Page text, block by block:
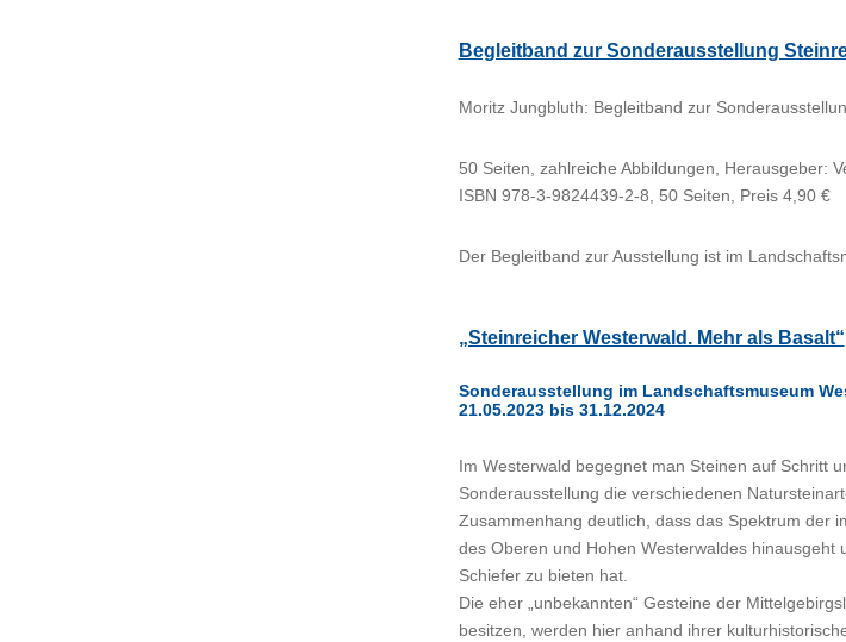
Begleitband zur Sonderausstellung
Moritz Jungbluth: Begleitband zur
50 Seiten, zahlreiche Abbildungen, Herausgeber:
ISBN 978-3-9824439-2-8, 50 Seiten, Preis 4,90 €
Der Begleitband zur Ausstellung ist im
„Steinreicher Westerwald. Mehr als Basalt“
Sonderausstellung im Landschaftsmuseum
21.05.2023 bis 31.12.2024
Im Westerwald begegnet man Steinen auf Schritt
Sonderausstellung die verschiedenen
Zusammenhang deutlich, dass das Spektrum der
des Oberen und Hohen Westerwaldes hinausgeht
Schiefer zu bieten hat.
Die eher „unbekannten“ Gesteine der
besitzen, werden hier anhand ihrer